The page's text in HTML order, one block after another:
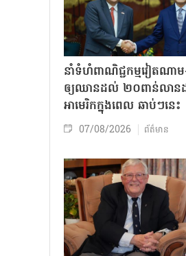
នាំទំហំពាណិជ្ជកម្មវៀតណា
ឲ្យឈានដល់ ២០ពាន់លានដុ
អាមេរិកក្នុងពេល ឆាប់ៗនេះ
07/08/2026 ព័ត៌មាន